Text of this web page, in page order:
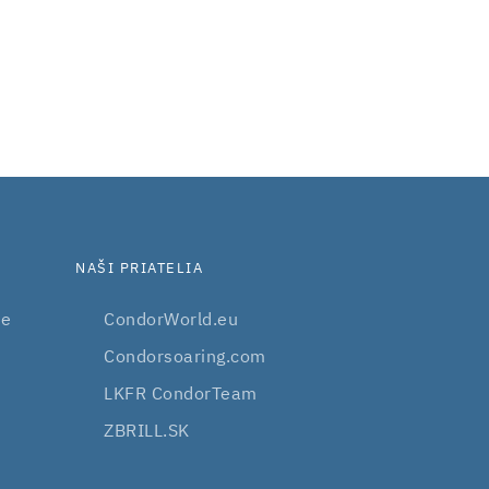
NAŠI PRIATELIA
CondorWorld.eu
Condorsoaring.com
LKFR CondorTeam
ZBRILL.SK